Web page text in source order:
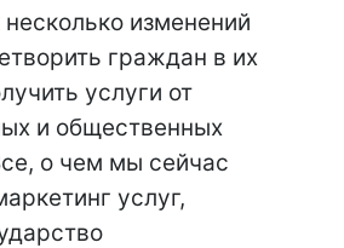
изменений
граждан в их
услуги от
и общественных
о чем мы сейчас
услуг,